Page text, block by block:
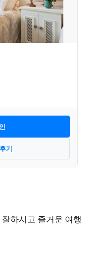
기
하시고 즐거운 여행